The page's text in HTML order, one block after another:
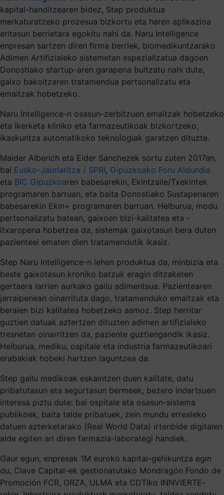
kapital-handitzearen bidez, Step produktua
merkaturatzeko prozesua bizkortu eta haren aplikazioa
eritasun berrietara egokitu nahi da. Naru Intelligence
enpresan sartzen diren firma berriek, biomedikuntzarako
Adimen Artifizialeko sistemetan espezializatua dagoen
Donostiako startup-aren garapena bultzatu nahi dute,
gaixo bakoitzaren tratamendua pertsonalizatu eta
emaitzak hobetzeko.
Naru Intelligence-n osasun-zerbitzuen emaitzak hobetzeko
eta ikerketa kliniko eta farmazeutikoak bizkortzeko,
ikaskuntza automatikoko teknologiak garatzen dituzte.
Maider Alberich eta Eider Sanchezek sortu zuten 2017an,
bai Eusko-Jaurlaritza / SPRI, Gipuzkoako Foru Aldundia
eta BIC Gipuzkoaren babesarekin, Ekintzaile/Txekintek
programaren barruan, eta baita Donostiako Sustapenaren
babesarekin Ekin+ programaren barruan. Helburua, modu
pertsonalizatu batean, gaixoen bizi-kalitatea eta -
itxaropena hobetzea da, sistemak gaixotasun bera duten
pazienteei ematen dien tratamendutik ikasiz.
Step Naru Intelligence-n lehen produktua da, minbizia eta
beste gaixotasun kroniko batzuk eragin ditzaketen
gertaera larrien aurkako gailu adimentsua. Pazientearen
jarraipenean oinarrituta dago, tratamenduko emaitzak eta
beraien bizi kalitatea hobetzeko asmoz. Step herritar
guztien datuak aztertzen dituzten adimen artifizialeko
tresnetan oinarritzen da, paziente guztiengandik ikasiz.
Helburua, mediku, ospitale eta industria farmazeutikoari
erabakiak hobeki hartzen laguntzea da.
Step gailu medikoak eskaintzen duen kalitate, datu
pribatutasun eta segurtasun bermeek, bezero indartsuen
interesa piztu dute: bai ospitale eta osasun-sistema
publikoek, baita talde pribatuek, zein mundu errealeko
datuen azterketarako (Real World Data) irtenbide digitalen
alde egiten ari diren farmazia-laborategi handiek.
Gaur egun, enpresak 1M euroko kapital-gehikuntza egin
du, Clave Capital-ek gestionatutako Mondragón Fondo de
Promoción FCR, ORZA, ULMA eta CDTIko INNVIERTE-